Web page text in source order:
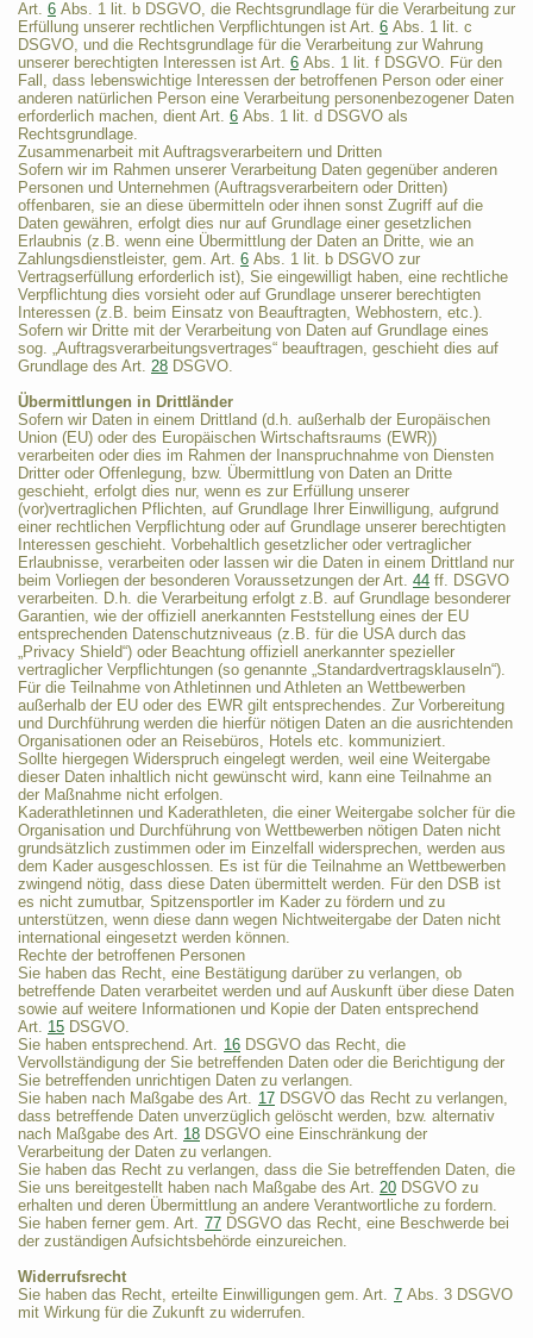
Art. 6 Abs. 1 lit. b DSGVO, die Rechtsgrundlage für die Verarbeitung zur
Erfüllung unserer rechtlichen Verpflichtungen ist Art. 6 Abs. 1 lit. c
DSGVO, und die Rechtsgrundlage für die Verarbeitung zur Wahrung
unserer berechtigten Interessen ist Art. 6 Abs. 1 lit. f DSGVO. Für den
Fall, dass lebenswichtige Interessen der betroffenen Person oder einer
anderen natürlichen Person eine Verarbeitung personenbezogener Daten
erforderlich machen, dient Art. 6 Abs. 1 lit. d DSGVO als
Rechtsgrundlage.
Zusammenarbeit mit Auftragsverarbeitern und Dritten
Sofern wir im Rahmen unserer Verarbeitung Daten gegenüber anderen
Personen und Unternehmen (Auftragsverarbeitern oder Dritten)
offenbaren, sie an diese übermitteln oder ihnen sonst Zugriff auf die
Daten gewähren, erfolgt dies nur auf Grundlage einer gesetzlichen
Erlaubnis (z.B. wenn eine Übermittlung der Daten an Dritte, wie an
Zahlungsdienstleister, gem. Art. 6 Abs. 1 lit. b DSGVO zur
Vertragserfüllung erforderlich ist), Sie eingewilligt haben, eine rechtliche
Verpflichtung dies vorsieht oder auf Grundlage unserer berechtigten
Interessen (z.B. beim Einsatz von Beauftragten, Webhostern, etc.).
Sofern wir Dritte mit der Verarbeitung von Daten auf Grundlage eines
sog. „Auftragsverarbeitungsvertrages“ beauftragen, geschieht dies auf
Grundlage des Art. 28 DSGVO.
Übermittlungen in Drittländer
Sofern wir Daten in einem Drittland (d.h. außerhalb der Europäischen
Union (EU) oder des Europäischen Wirtschaftsraums (EWR))
verarbeiten oder dies im Rahmen der Inanspruchnahme von Diensten
Dritter oder Offenlegung, bzw. Übermittlung von Daten an Dritte
geschieht, erfolgt dies nur, wenn es zur Erfüllung unserer
(vor)vertraglichen Pflichten, auf Grundlage Ihrer Einwilligung, aufgrund
einer rechtlichen Verpflichtung oder auf Grundlage unserer berechtigten
Interessen geschieht. Vorbehaltlich gesetzlicher oder vertraglicher
Erlaubnisse, verarbeiten oder lassen wir die Daten in einem Drittland nur
beim Vorliegen der besonderen Voraussetzungen der Art. 44 ff. DSGVO
verarbeiten. D.h. die Verarbeitung erfolgt z.B. auf Grundlage besonderer
Garantien, wie der offiziell anerkannten Feststellung eines der EU
entsprechenden Datenschutzniveaus (z.B. für die USA durch das
„Privacy Shield“) oder Beachtung offiziell anerkannter spezieller
vertraglicher Verpflichtungen (so genannte „Standardvertragsklauseln“).
Für die Teilnahme von Athletinnen und Athleten an Wettbewerben
außerhalb der EU oder des EWR gilt entsprechendes. Zur Vorbereitung
und Durchführung werden die hierfür nötigen Daten an die ausrichtenden
Organisationen oder an Reisebüros, Hotels etc. kommuniziert.
Sollte hiergegen Widerspruch eingelegt werden, weil eine Weitergabe
dieser Daten inhaltlich nicht gewünscht wird, kann eine Teilnahme an
der Maßnahme nicht erfolgen.
Kaderathletinnen und Kaderathleten, die einer Weitergabe solcher für die
Organisation und Durchführung von Wettbewerben nötigen Daten nicht
grundsätzlich zustimmen oder im Einzelfall widersprechen, werden aus
dem Kader ausgeschlossen. Es ist für die Teilnahme an Wettbewerben
zwingend nötig, dass diese Daten übermittelt werden. Für den DSB ist
es nicht zumutbar, Spitzensportler im Kader zu fördern und zu
unterstützen, wenn diese dann wegen Nichtweitergabe der Daten nicht
international eingesetzt werden können.
Rechte der betroffenen Personen
Sie haben das Recht, eine Bestätigung darüber zu verlangen, ob
betreffende Daten verarbeitet werden und auf Auskunft über diese Daten
sowie auf weitere Informationen und Kopie der Daten entsprechend
Art. 15 DSGVO.
Sie haben entsprechend. Art. 16 DSGVO das Recht, die
Vervollständigung der Sie betreffenden Daten oder die Berichtigung der
Sie betreffenden unrichtigen Daten zu verlangen.
Sie haben nach Maßgabe des Art. 17 DSGVO das Recht zu verlangen,
dass betreffende Daten unverzüglich gelöscht werden, bzw. alternativ
nach Maßgabe des Art. 18 DSGVO eine Einschränkung der
Verarbeitung der Daten zu verlangen.
Sie haben das Recht zu verlangen, dass die Sie betreffenden Daten, die
Sie uns bereitgestellt haben nach Maßgabe des Art. 20 DSGVO zu
erhalten und deren Übermittlung an andere Verantwortliche zu fordern.
Sie haben ferner gem. Art. 77 DSGVO das Recht, eine Beschwerde bei
der zuständigen Aufsichtsbehörde einzureichen.
Widerrufsrecht
Sie haben das Recht, erteilte Einwilligungen gem. Art. 7 Abs. 3 DSGVO
mit Wirkung für die Zukunft zu widerrufen.